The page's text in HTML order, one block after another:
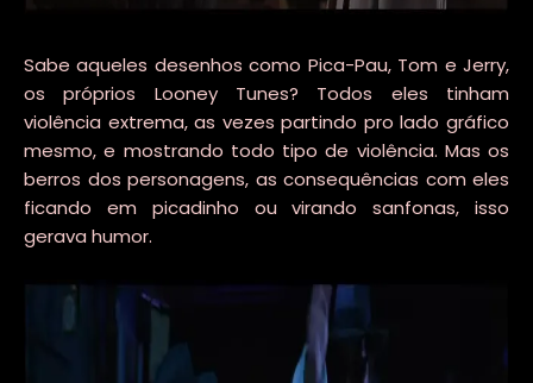
Sabe aqueles desenhos como Pica-Pau, Tom e Jerry,
os próprios Looney Tunes? Todos eles tinham
violência extrema, as vezes partindo pro lado gráfico
mesmo, e mostrando todo tipo de violência. Mas os
berros dos personagens, as consequências com eles
ficando em picadinho ou virando sanfonas, isso
gerava humor.